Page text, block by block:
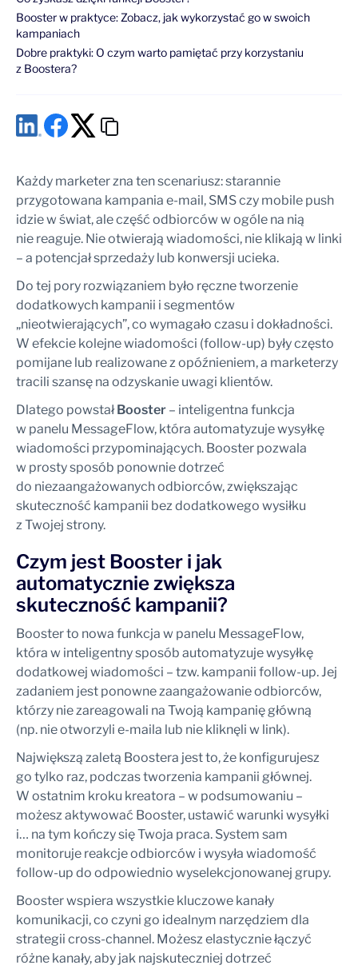
Booster w praktyce: Zobacz, jak wykorzystać go w swoich
kampaniach
Dobre praktyki: O czym warto pamiętać przy korzystaniu
z Boostera?
Każdy marketer zna ten scenariusz: starannie
przygotowana kampania e-mail, SMS czy mobile push
idzie w świat, ale część odbiorców w ogóle na nią
nie reaguje. Nie otwierają wiadomości, nie klikają w linki
– a potencjał sprzedaży lub konwersji ucieka.
Do tej pory rozwiązaniem było ręczne tworzenie
dodatkowych kampanii i segmentów
„nieotwierających”, co wymagało czasu i dokładności.
W efekcie kolejne wiadomości (follow-up) były często
pomijane lub realizowane z opóźnieniem, a marketerzy
tracili szansę na odzyskanie uwagi klientów.
Dlatego powstałBooster – inteligentna funkcja
w panelu MessageFlow, która automatyzuje wysyłkę
wiadomości przypominających. Booster pozwala
w prosty sposób ponownie dotrzeć
do niezaangażowanych odbiorców, zwiększając
skuteczność kampanii bez dodatkowego wysiłku
z Twojej strony.
Czym jest Booster i jak
automatycznie zwiększa
skuteczność kampanii?
Booster to nowa funkcja w panelu MessageFlow,
która w inteligentny sposób automatyzuje wysyłkę
dodatkowej wiadomości – tzw. kampanii follow-up. Jej
zadaniem jest ponowne zaangażowanie odbiorców,
którzy nie zareagowali na Twoją kampanię główną
(np. nie otworzyli e-maila lub nie kliknęli w link).
Największą zaletą Boostera jest to, że konfigurujesz
go tylko raz, podczas tworzenia kampanii głównej.
W ostatnim kroku kreatora – w podsumowaniu –
możesz aktywować Booster, ustawić warunki wysyłki
i… na tym kończy się Twoja praca. System sam
monitoruje reakcje odbiorców i wysyła wiadomość
follow-up do odpowiednio wyselekcjonowanej grupy.
Booster wspiera wszystkie kluczowe kanały
komunikacji, co czyni go idealnym narzędziem dla
strategii cross-channel. Możesz elastycznie łączyć
różne kanały, aby jak najskuteczniej dotrzeć